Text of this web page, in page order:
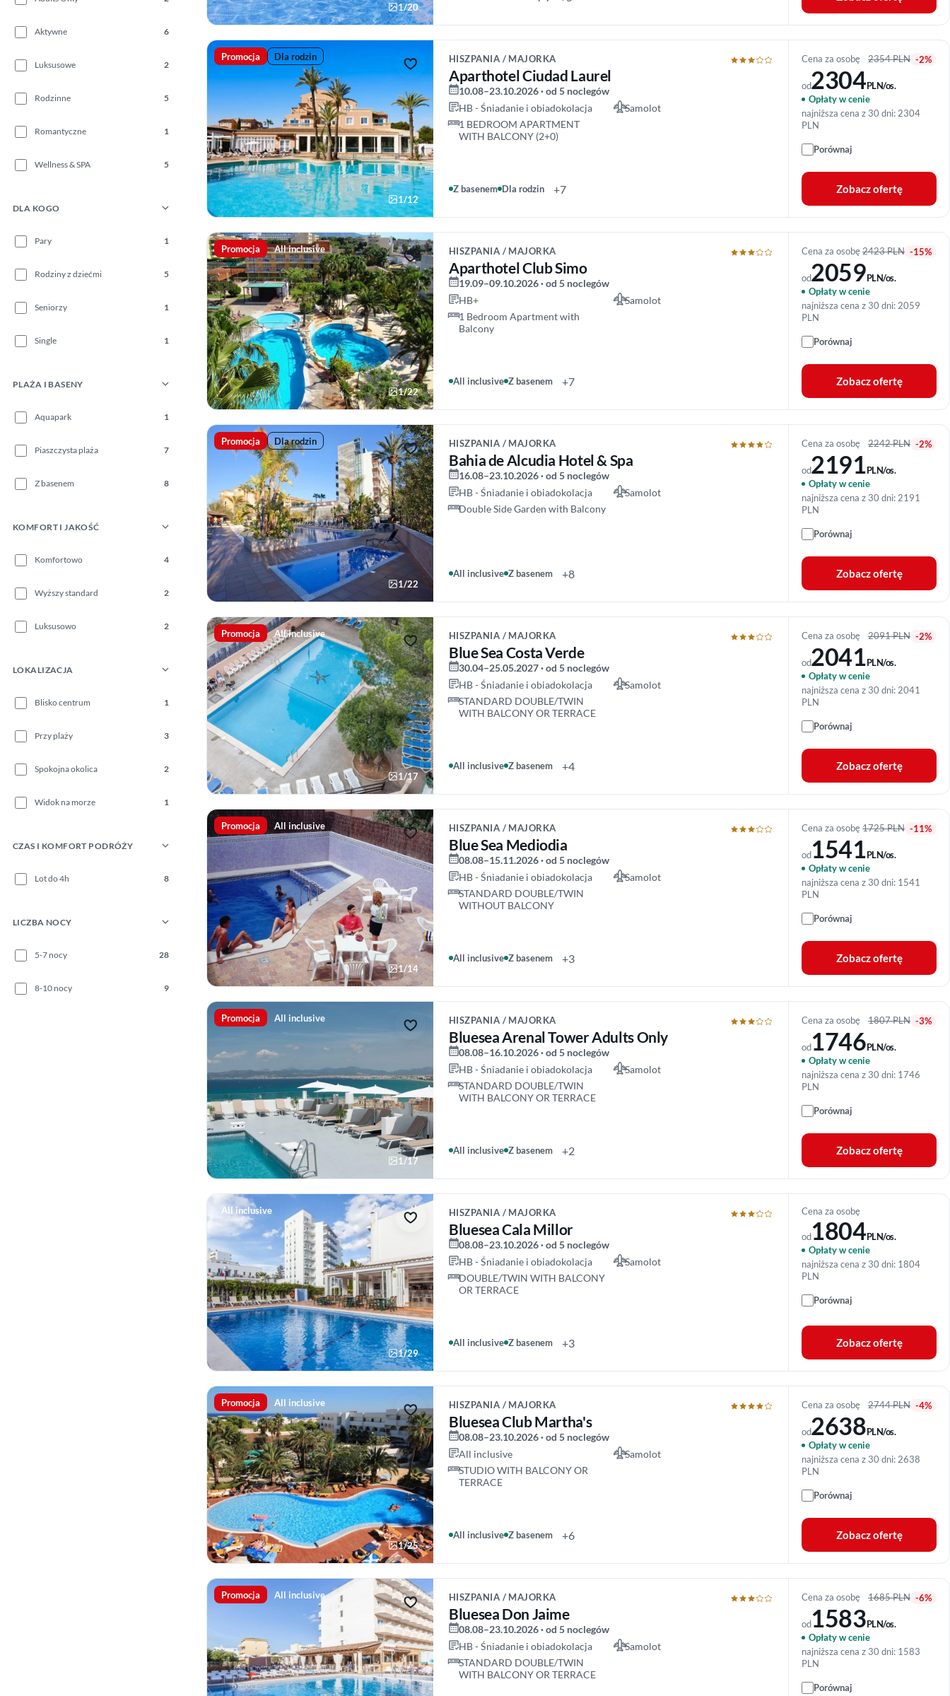
Aktywne 6
Luksusowe 2
Rodzinne 5
Romantyczne 1
Wellness & SPA 5
DLA KOGO
Pary 1
Rodziny z dziećmi 5
Seniorzy 1
Single 1
PLAŻA I BASENY
Aquapark 1
Piaszczysta plaża 7
Z basenem 8
KOMFORT I JAKOŚĆ
Komfortowo 4
Wyższy standard 2
Luksusowo 2
LOKALIZACJA
Blisko centrum 1
Przy plaży 3
Spokojna okolica 2
Widok na morze 1
CZAS I KOMFORT PODRÓŻY
Lot do 4h 8
LICZBA NOCY
5-7 nocy 28
8-10 nocy 9
1/20
Promocja Dla rodzin
1/12
HISZPANIA / MAJORKA
Aparthotel Ciudad Laurel
10.08–23.10.2026 · od 5 noclegów
HB - Śniadanie i obiadokolacja
Samolot
1 BEDROOM APARTMENT
WITH BALCONY (2+0)
Z basenem Dla rodzin +7
Cena za osobę 2354 PLN -2%
od2304PLN/os.
Opłaty w cenie
najniższa cena z 30 dni: 2304
PLN
Porównaj
Zobacz ofertę
Promocja All inclusive
1/22
HISZPANIA / MAJORKA
Aparthotel Club Simo
19.09–09.10.2026 · od 5 noclegów
HB+
Samolot
1 Bedroom Apartment with
Balcony
All inclusive Z basenem +7
Cena za osobę2423 PLN -15%
od2059PLN/os.
Opłaty w cenie
najniższa cena z 30 dni: 2059
PLN
Porównaj
Zobacz ofertę
Promocja Dla rodzin
1/22
HISZPANIA / MAJORKA
Bahia de Alcudia Hotel & Spa
16.08–23.10.2026 · od 5 noclegów
HB - Śniadanie i obiadokolacja
Samolot
Double Side Garden with Balcony
All inclusive Z basenem +8
Cena za osobę 2242 PLN -2%
od2191PLN/os.
Opłaty w cenie
najniższa cena z 30 dni: 2191
PLN
Porównaj
Zobacz ofertę
Promocja All inclusive
1/17
HISZPANIA / MAJORKA
Blue Sea Costa Verde
30.04–25.05.2027 · od 5 noclegów
HB - Śniadanie i obiadokolacja
Samolot
STANDARD DOUBLE/TWIN
WITH BALCONY OR TERRACE
All inclusive Z basenem +4
Cena za osobę 2091 PLN -2%
od2041PLN/os.
Opłaty w cenie
najniższa cena z 30 dni: 2041
PLN
Porównaj
Zobacz ofertę
Promocja All inclusive
1/14
HISZPANIA / MAJORKA
Blue Sea Mediodia
08.08–15.11.2026 · od 5 noclegów
HB - Śniadanie i obiadokolacja
Samolot
STANDARD DOUBLE/TWIN
WITHOUT BALCONY
All inclusive Z basenem +3
Cena za osobę1725 PLN -11%
od1541PLN/os.
Opłaty w cenie
najniższa cena z 30 dni: 1541
PLN
Porównaj
Zobacz ofertę
Promocja All inclusive
1/17
HISZPANIA / MAJORKA
Bluesea Arenal Tower Adults Only
08.08–16.10.2026 · od 5 noclegów
HB - Śniadanie i obiadokolacja
Samolot
STANDARD DOUBLE/TWIN
WITH BALCONY OR TERRACE
All inclusive Z basenem +2
Cena za osobę 1807 PLN -3%
od1746PLN/os.
Opłaty w cenie
najniższa cena z 30 dni: 1746
PLN
Porównaj
Zobacz ofertę
All inclusive
1/29
HISZPANIA / MAJORKA
Bluesea Cala Millor
08.08–23.10.2026 · od 5 noclegów
HB - Śniadanie i obiadokolacja
Samolot
DOUBLE/TWIN WITH BALCONY
OR TERRACE
All inclusive Z basenem +3
Cena za osobę
od1804PLN/os.
Opłaty w cenie
najniższa cena z 30 dni: 1804
PLN
Porównaj
Zobacz ofertę
Promocja All inclusive
1/25
HISZPANIA / MAJORKA
Bluesea Club Martha's
08.08–23.10.2026 · od 5 noclegów
All inclusive
Samolot
STUDIO WITH BALCONY OR
TERRACE
All inclusive Z basenem +6
Cena za osobę 2744 PLN -4%
od2638PLN/os.
Opłaty w cenie
najniższa cena z 30 dni: 2638
PLN
Porównaj
Zobacz ofertę
Promocja All inclusive HISZPANIA / MAJORKA
Bluesea Don Jaime
08.08–23.10.2026 · od 5 noclegów
HB - Śniadanie i obiadokolacja
Samolot
STANDARD DOUBLE/TWIN
WITH BALCONY OR TERRACE
Cena za osobę 1685 PLN -6%
od1583PLN/os.
Opłaty w cenie
najniższa cena z 30 dni: 1583
PLN
Porównaj